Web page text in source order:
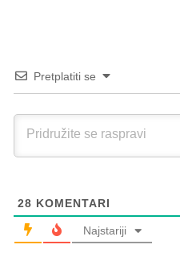
Pretplatiti se
28 KOMENTARI
Najstariji